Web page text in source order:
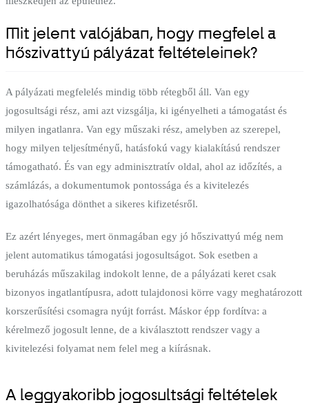
Mit jelent valójában, hogy megfelel a
hőszivattyú pályázat feltételeinek?
A pályázati megfelelés mindig több rétegből áll. Van egy
jogosultsági rész, ami azt vizsgálja, ki igényelheti a támogatást és
milyen ingatlanra. Van egy műszaki rész, amelyben az szerepel,
hogy milyen teljesítményű, hatásfokú vagy kialakítású rendszer
támogatható. És van egy adminisztratív oldal, ahol az időzítés, a
számlázás, a dokumentumok pontossága és a kivitelezés
igazolhatósága dönthet a sikeres kifizetésről.
Ez azért lényeges, mert önmagában egy jó hőszivattyú még nem
jelent automatikus támogatási jogosultságot. Sok esetben a
beruházás műszakilag indokolt lenne, de a pályázati keret csak
bizonyos ingatlantípusra, adott tulajdonosi körre vagy meghatározott
korszerűsítési csomagra nyújt forrást. Máskor épp fordítva: a
kérelmező jogosult lenne, de a kiválasztott rendszer vagy a
kivitelezési folyamat nem felel meg a kiírásnak.
A leggyakoribb jogosultsági feltételek